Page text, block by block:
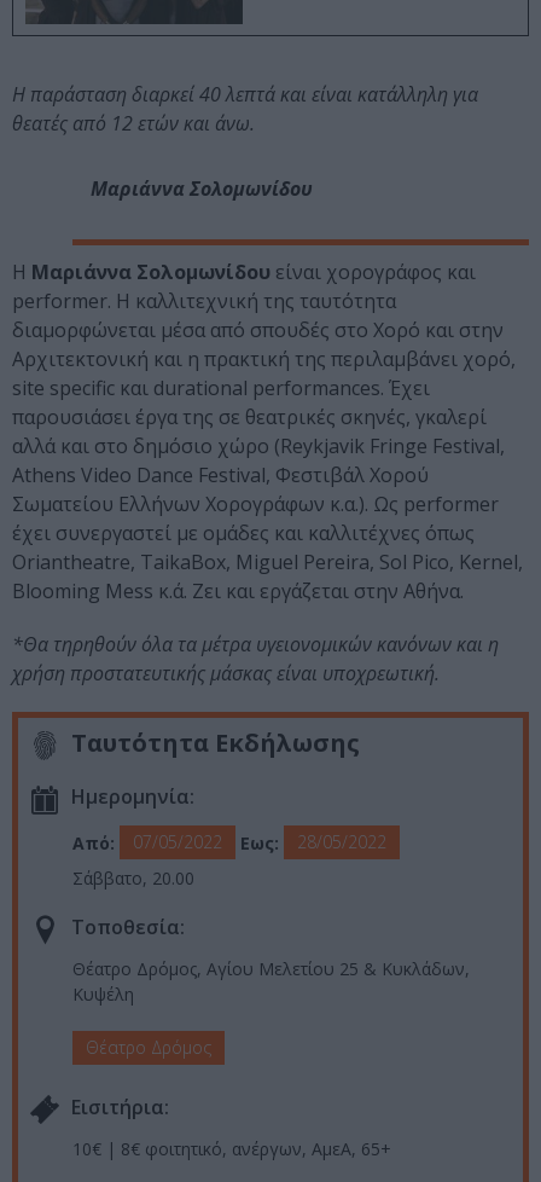
Η παράσταση διαρκεί 40 λεπτά και είναι κατάλληλη για
θεατές από 12 ετών και άνω.
Μαριάννα Σολομωνίδου
Η Μαριάννα Σολομωνίδου είναι χορογράφος και
performer. Η καλλιτεχνική της ταυτότητα
διαμορφώνεται μέσα από σπουδές στο Χορό και στην
Αρχιτεκτονική και η πρακτική της περιλαμβάνει χορό,
site specific και durational performances. Έχει
παρουσιάσει έργα της σε θεατρικές σκηνές, γκαλερί
αλλά και στο δημόσιο χώρο (Reykjavik Fringe Festival,
Athens Video Dance Festival, Φεστιβάλ Χορού
Σωματείου Ελλήνων Χορογράφων κ.α.). Ως performer
έχει συνεργαστεί με ομάδες και καλλιτέχνες όπως
Oriantheatre, TaikaΒox, Miguel Pereira, Sol Pico, Kernel,
Blooming Mess κ.ά. Ζει και εργάζεται στην Αθήνα.
*Θα τηρηθούν όλα τα μέτρα υγειονομικών κανόνων και η
χρήση προστατευτικής μάσκας είναι υποχρεωτική.
Ταυτότητα Εκδήλωσης
Ημερομηνία:
Από: 07/05/2022 Εως:
28/05/2022
Σάββατο, 20.00
Τοποθεσία:
Θέατρο Δρόμος, Αγίου Μελετίου 25 & Κυκλάδων,
Κυψέλη
Θέατρο Δρόμος
Eισιτήρια:
10€ | 8€ φοιτητικό, ανέργων, ΑμεΑ, 65+